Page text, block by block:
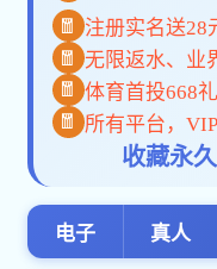
pc